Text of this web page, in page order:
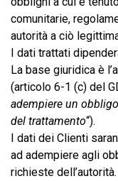
comunitarie,
autorità a ciò
I dati trattati
La base giuridica è
(articolo 6-1 (c) del
adempiere un
del trattamento“).
I dati dei Clienti
ad adempiere agli
richieste dell’autorità.